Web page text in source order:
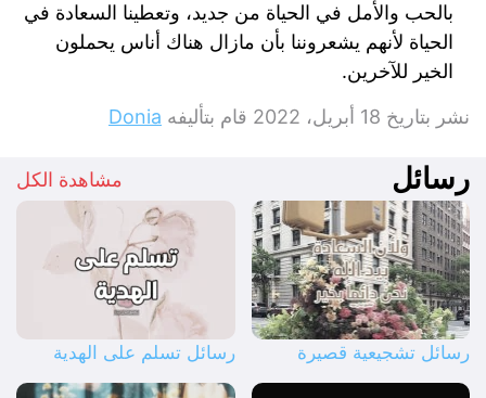
بالحب والأمل في الحياة من جديد، وتعطينا السعادة في
الحياة لأنهم يشعروننا بأن مازال هناك أناس يحملون
الخير للآخرين.
نشر بتاريخ 18 أبريل، 2022 قام بتأليفه Donia
رسائل مشاهدة الكل
رسائل تشجيعية قصيرة رسائل تسلم على الهدية